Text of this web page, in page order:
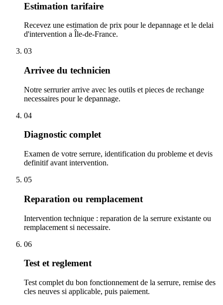
Estimation tarifaire
Recevez une estimation de prix pour le depannage et le delai
d'intervention a Île-de-France.
03
Arrivee du technicien
Notre serrurier arrive avec les outils et pieces de rechange
necessaires pour le depannage.
04
Diagnostic complet
Examen de votre serrure, identification du probleme et devis
definitif avant intervention.
05
Reparation ou remplacement
Intervention technique : reparation de la serrure existante ou
remplacement si necessaire.
06
Test et reglement
Test complet du bon fonctionnement de la serrure, remise des
cles neuves si applicable, puis paiement.